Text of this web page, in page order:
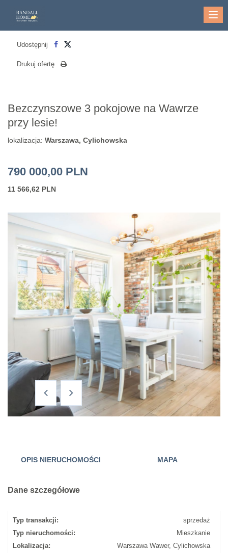
Udostępnij
Drukuj ofertę
Bezczynszowe 3 pokojowe na Wawrze
przy lesie!
lokalizacja: Warszawa, Cylichowska
790 000,00 PLN
11 566,62 PLN
OPIS NIERUCHOMOŚCI MAPA
Dane szczegółowe
Typ transakcji:
sprzedaż
Typ nieruchomości:
Mieszkanie
Lokalizacja:
Warszawa Wawer, Cylichowska